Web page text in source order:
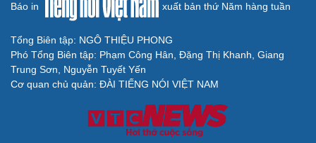
Báo in xuất bản thứ Năm hàng tuần
Tổng Biên tập: NGÔ THIỆU PHONG
Phó Tổng Biên tập: Phạm Công Hân, Đặng Thị Khanh, Giang
Trung Sơn, Nguyễn Tuyết Yến
Cơ quan chủ quản: ĐÀI TIẾNG NÓI VIỆT NAM